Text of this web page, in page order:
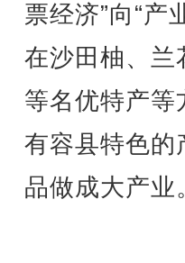
票经济”向“产
在沙田柚、兰
等名优特产等
有容县特色的
品做成大产业